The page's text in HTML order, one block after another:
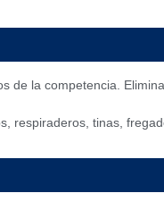
de la competencia.
respiraderos, tinas,